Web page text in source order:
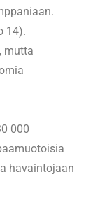
14).
mutta
000
havaintojaan